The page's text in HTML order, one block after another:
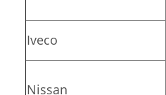
Iveco
Nissan